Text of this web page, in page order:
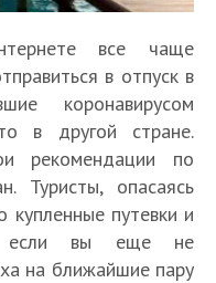
все чаще
в отпуск в
коронавирусом
в другой стране.
рекомендации по
Туристы, опасаясь
купленные путевки и
если вы еще не
на ближайшие пару